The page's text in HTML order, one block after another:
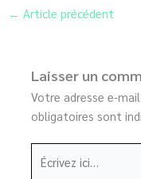
← Article précédent
Laisser un
Votre adresse e-
obligatoires sont
ici…